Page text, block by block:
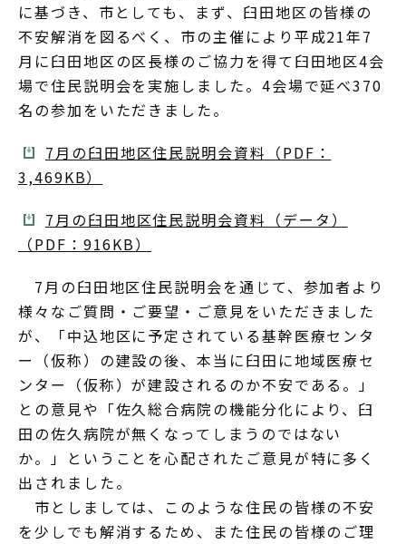
に基づき、市としても、まず、臼田地区の皆様の
不安解消を図るべく、市の主催により平成21年7
月に臼田地区の区長様のご協力を得て臼田地区4会
場で住民説明会を実施しました。4会場で延べ370
名の参加をいただきました。
7月の臼田地区住民説明会資料（PDF：
3,469KB）
7月の臼田地区住民説明会資料（データ）
（PDF：916KB）
7月の臼田地区住民説明会を通じて、参加者より
様々なご質問・ご要望・ご意見をいただきました
が、「中込地区に予定されている基幹医療センタ
ー（仮称）の建設の後、本当に臼田に地域医療セ
ンター（仮称）が建設されるのか不安である。」
との意見や「佐久総合病院の機能分化により、臼
田の佐久病院が無くなってしまうのではない
か。」ということを心配されたご意見が特に多く
出されました。
市としましては、このような住民の皆様の不安
を少しでも解消するため、また住民の皆様のご理